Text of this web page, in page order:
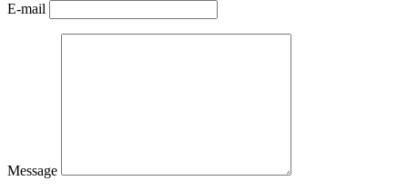
E-mail
Message